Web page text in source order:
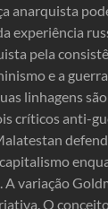
anarquista
experiência
pela
e a
linhagens
críticos anti-
variação
O